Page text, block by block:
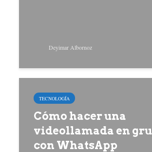
Deyimar Albornoz
TECNOLOGÍA
Cómo hacer una
videollamada en
con WhatsApp